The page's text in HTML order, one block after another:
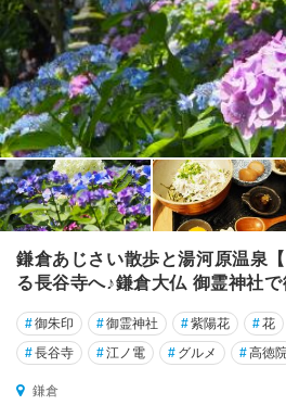
鎌倉あじさい散歩と湯河原温泉
る長谷寺へ♪鎌倉大仏 御霊神社で
#御朱印 #御霊神社 #紫陽花 #花
#長谷寺 #江ノ電 # グルメ #高徳
鎌倉